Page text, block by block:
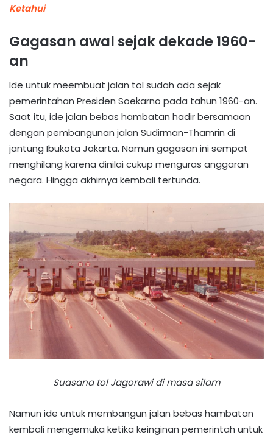
Ketahui
Gagasan awal sejak dekade 1960-
an
Ide untuk meembuat jalan tol sudah ada sejak
pemerintahan Presiden Soekarno pada tahun 1960-an.
Saat itu, ide jalan bebas hambatan hadir bersamaan
dengan pembangunan jalan Sudirman-Thamrin di
jantung Ibukota Jakarta. Namun gagasan ini sempat
menghilang karena dinilai cukup menguras anggaran
negara. Hingga akhirnya kembali tertunda.
Suasana tol Jagorawi di masa silam
Namun ide untuk membangun jalan bebas hambatan
kembali mengemuka ketika keinginan pemerintah untuk